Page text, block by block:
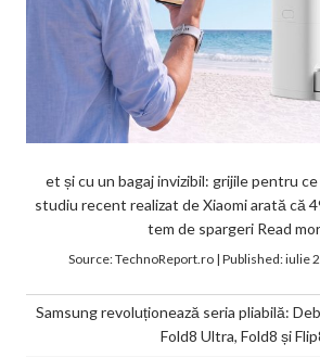
et și cu un bagaj invizibil: grijile pentru
studiu recent realizat de Xiaomi arată că
tem de spargeri Read
Source:TechnoReport.ro| Published:iulie
Samsung revoluționează seria pliabilă:
Fold8 Ultra, Fold8 și